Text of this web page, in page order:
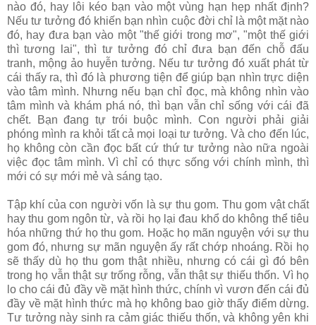
nào đó, hay lôi kéo bạn vào một vùng hạn hẹp nhất định?
Nếu tư tưởng đó khiến bạn nhìn cuộc đời chỉ là một mặt nào
đó, hay đưa bạn vào một "thế giới trong mơ", "một thế giới
thì tương lai", thì tư tưởng đó chỉ đưa bạn đến chỗ đấu
tranh, mộng ảo huyễn tưởng. Nếu tư tưởng đó xuất phát từ
cái thấy ra, thì đó là phương tiện để giúp bạn nhìn trực diện
vào tâm mình. Nhưng nếu bạn chỉ đọc, mà không nhìn vào
tâm mình và khám phá nó, thì bạn vẫn chỉ sống với cái đã
chết. Bạn đang tự trói buộc mình. Con người phải giải
phóng mình ra khỏi tất cả mọi loại tư tưởng. Và cho đến lúc,
họ không còn cần đọc bất cứ thứ tư tưởng nào nữa ngoài
việc đọc tâm mình. Vì chỉ có thực sống với chính mình, thì
mới có sự mới mẻ và sáng tạo.
Tập khí của con người vốn là sự thu gom. Thu gom vật chất
hay thu gom ngôn từ, và rồi họ lại đau khổ do không thể tiêu
hóa những thứ họ thu gom. Hoặc họ mãn nguyện với sự thu
gom đó, nhưng sự mãn nguyện ấy rất chớp nhoáng. Rồi họ
sẽ thấy dù họ thu gom thật nhiều, nhưng có cái gì đó bên
trong họ vẫn thật sự trống rỗng, vẫn thật sự thiếu thốn. Vì họ
lo cho cái đủ đầy về mặt hình thức, chính vì vươn đến cái đủ
đầy về mặt hình thức mà họ không bao giờ thấy điểm dừng.
Tư tưởng này sinh ra cảm giác thiếu thốn, và không yên khi